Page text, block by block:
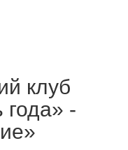
клуб
года» -